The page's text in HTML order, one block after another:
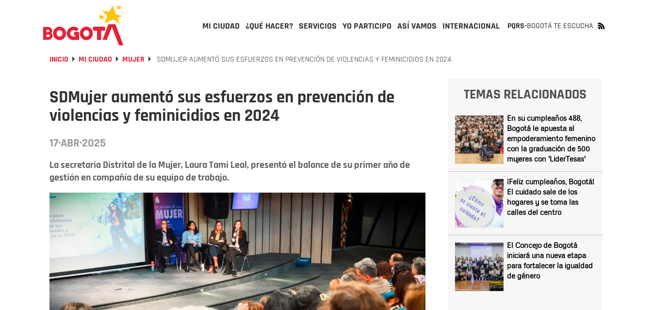
MI CIUDAD ¿QUÉ HACER? SERVICIOS YO PARTICIPO ASÍ VAMOS INTERNACIONAL PQRS-BOGOTÁ TE ESCUCHA
INICIO MI CIUDAD MUJER SDMUJER AUMENTÓ SUS ESFUERZOS EN PREVENCIÓN DE VIOLENCIAS Y FEMINICIDIOS EN 2024
SDMujer aumentó sus esfuerzos en prevención de
violencias y feminicidios en 2024
17·ABR·2025
La secretaria Distrital de la Mujer, Laura Tami Leal, presentó el balance de su primer año de
gestión en compañía de su equipo de trabajo.
TEMAS RELACIONADOS
En su cumpleaños 488,
Bogotá le apuesta al
empoderamiento femenino
con la graduación de 500
mujeres con 'LiderTesas'
¡Feliz cumpleaños, Bogotá!
El cuidado sale de los
hogares y se toma las
calles del centro
El Concejo de Bogotá
iniciará una nueva etapa
para fortalecer la igualdad
de género